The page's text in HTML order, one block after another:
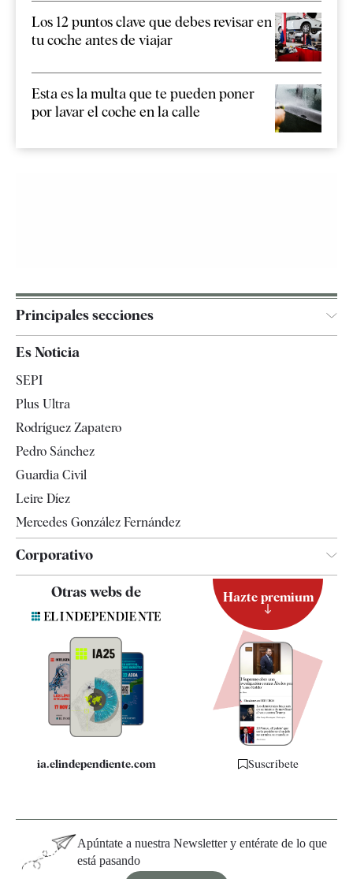
Los 12 puntos clave que debes revisar en
tu coche antes de viajar
Esta es la multa que te pueden poner
por lavar el coche en la calle
Principales secciones
España
Televisión
Es Noticia
SEPI
Plus Ultra
Rodríguez Zapatero
Pedro Sánchez
Guardia Civil
Leire Díez
Mercedes González Fernández
Corporativo
Contacto
Quiénes somos
Especificaciones
Otras webs de
ia.elindependiente.com
Hazte premium
Suscríbete
Apúntate a nuestra Newsletter y entérate de lo que
está pasando